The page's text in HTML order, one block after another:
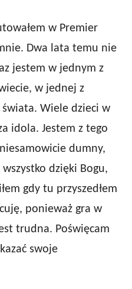
w Premier
Dwa lata temu nie
jestem w jednym z
w jednej z
Wiele dzieci w
idola. Jestem z tego
dumny,
dzięki Bogu,
gdy tu przyszedłem
ponieważ gra w
trudna. Poświęcam
swoje